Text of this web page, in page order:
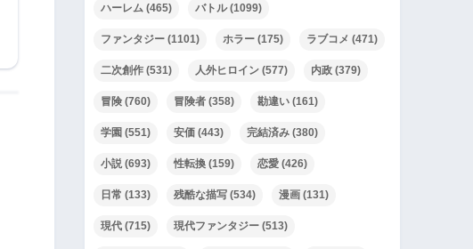
ハーレム (465) バトル(1099)
ファンタジー (1101) ホラー (175) ラブコメ (471)
二次創作 (531) 人外ヒロイン (577) 内政 (379)
冒険 (760) 冒険者 (358) 勘違い (161)
学園 (551) 安価 (443) 完結済み (380)
小説(693) 性転換 (159) 恋愛 (426)
日常 (133) 残酷な描写 (534) 漫画 (131)
現代 (715) 現代ファンタジー (513)